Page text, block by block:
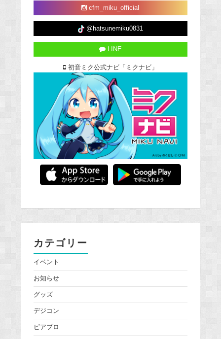
cfm_miku_official
@hatsunemiku0831
LINE
初音ミク公式ナビ「ミクナビ」
カテゴリー
イベント
お知らせ
グッズ
デジコン
ピアプロ